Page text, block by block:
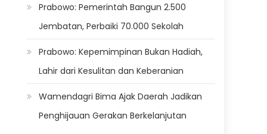
Prabowo: Pemerintah Bangun 2.500
Jembatan, Perbaiki 70.000 Sekolah
Prabowo: Kepemimpinan Bukan Hadiah,
Lahir dari Kesulitan dan Keberanian
Wamendagri Bima Ajak Daerah Jadikan
Penghijauan Gerakan Berkelanjutan